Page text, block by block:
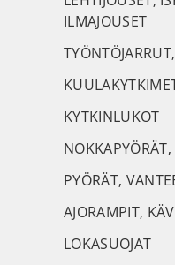
ILMAJOUSET
KYTKINLUKOT
PYÖRÄT,
AJORAMPIT,
LOKASUOJAT